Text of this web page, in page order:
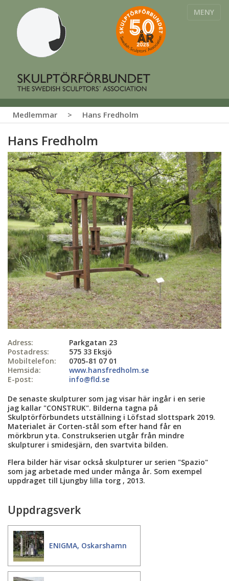
MENY
Medlemmar > Hans Fredholm
Hans Fredholm
Adress:
Parkgatan 23
Postadress:
575 33 Eksjö
Mobiltelefon:
0705-81 07 01
Hemsida:
www.hansfredholm.se
E-post:
info@fld.se
De senaste skulpturer som jag visar här ingår i en serie
jag kallar "CONSTRUK". Bilderna tagna på
Skulptörförbundets utställning i Löfstad slottspark 2019.
Materialet är Corten-stål som efter hand får en
mörkbrun yta. Construkserien utgår från mindre
skulpturer i smidesjärn, den svartvita bilden.
Flera bilder här visar också skulpturer ur serien "Spazio"
som jag arbetade med under många år. Som exempel
uppdraget till Ljungby lilla torg , 2013.
Uppdragsverk
ENIGMA, Oskarshamn